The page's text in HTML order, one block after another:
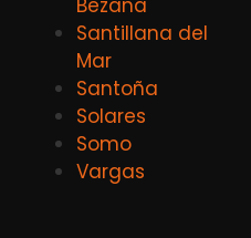
Santillana del
Mar
Santoña
Solares
Somo
Vargas